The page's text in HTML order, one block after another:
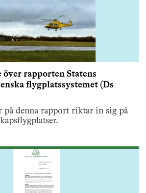
rapporten Statens
flygplatssystemet (Ds
på denna rapport riktar in sig på